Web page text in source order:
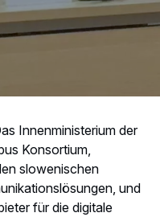
Innenministerium der
Konsortium,
slowenischen
und
für die digitale